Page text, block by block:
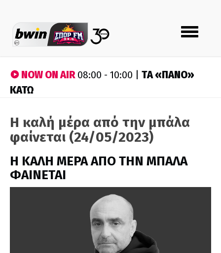
Toggle
navigation
NOW ON AIR08:00 - 10:00 | ΤA «ΠΑΝΟ»
ΚΑΤΩ
Η καλή μέρα από την μπάλα
φαίνεται (24/05/2023)
H ΚΑΛΗ ΜΕΡΑ ΑΠΟ ΤΗΝ ΜΠΑΛΑ
ΦΑΙΝΕΤΑΙ